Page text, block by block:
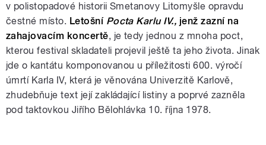
v polistopadové historii Smetanovy Litomyšle opravdu
čestné místo. Letošní Pocta Karlu IV., jenž zazní na
zahajovacím koncertě, je tedy jednou z mnoha poct,
kterou festival skladateli projevil ještě ta jeho života. Jinak
jde o kantátu komponovanou u příležitosti 600. výročí
úmrtí Karla IV, která je věnována Univerzitě Karlově,
zhudebňuje text její zakládající listiny a poprvé zazněla
pod taktovkou Jiřího Bělohlávka 10. října 1978.